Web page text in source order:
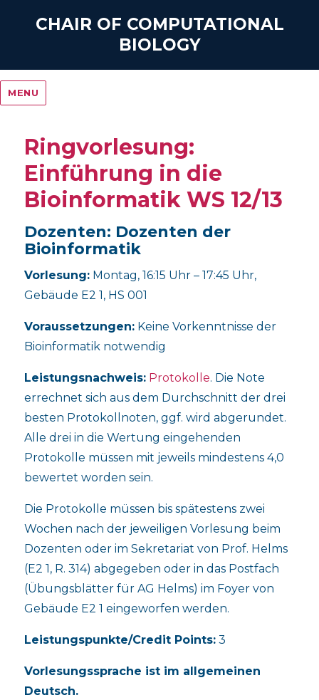
CHAIR OF COMPUTATIONAL
BIOLOGY
MENU
Ringvorlesung:
Einführung in die
Bioinformatik WS 12/13
Dozenten: Dozenten der
Bioinformatik
Vorlesung: Montag, 16:15 Uhr – 17:45 Uhr,
Gebäude E2 1, HS 001
Voraussetzungen: Keine Vorkenntnisse der
Bioinformatik notwendig
Leistungsnachweis: Protokolle. Die Note
errechnet sich aus dem Durchschnitt der drei
besten Protokollnoten, ggf. wird abgerundet.
Alle drei in die Wertung eingehenden
Protokolle müssen mit jeweils mindestens 4,0
bewertet worden sein.
Die Protokolle müssen bis spätestens zwei
Wochen nach der jeweiligen Vorlesung beim
Dozenten oder im Sekretariat von Prof. Helms
(E2 1, R. 314) abgegeben oder in das Postfach
(Übungsblätter für AG Helms) im Foyer von
Gebäude E2 1 eingeworfen werden.
Leistungspunkte/Credit Points: 3
Vorlesungssprache ist im allgemeinen
Deutsch.